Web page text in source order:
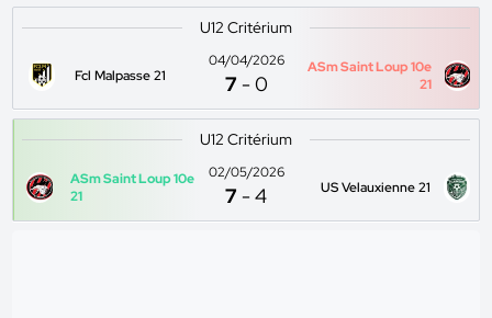
U12 Critérium
Fcl Malpasse 21
04/04/2026
7 -0
ASm Saint Loup 10e
21
U12 Critérium
ASm Saint Loup 10e
21
02/05/2026
7 -4 US Velauxienne 21